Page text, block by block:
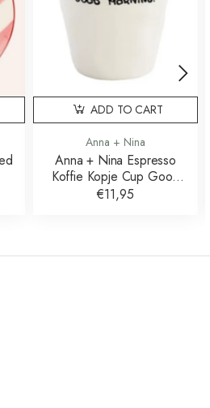
Anna + Nina
Anna + Nina Espresso
Koffie Kopje Cup Good
Morning
€11,95
ADD TO CART